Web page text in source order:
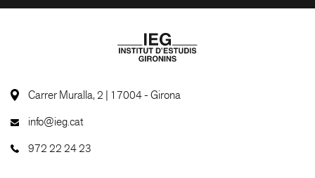
Carrer Muralla, 2 | 17004 - Girona
info@ieg.cat
972 22 24 23